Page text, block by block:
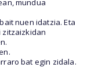
mundua
nuen idatzia. Eta
bat egin zidala.